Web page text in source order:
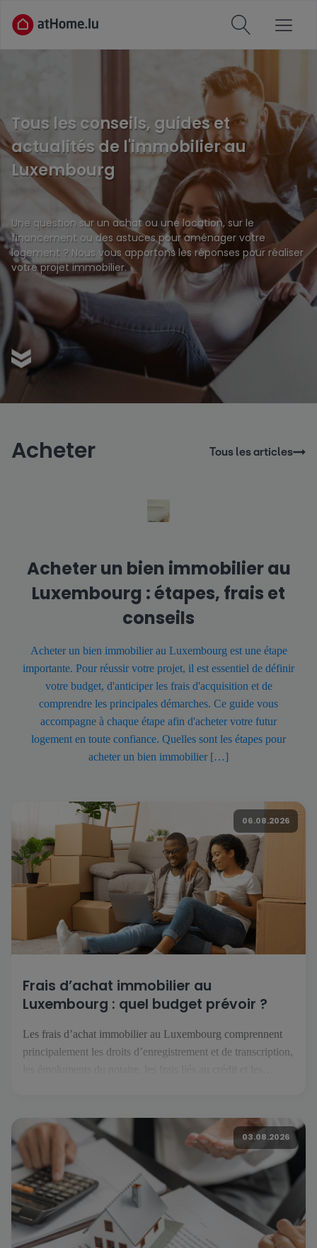
Tous les conseils, guides et
actualités de l'immobilier au
Luxembourg
Une question sur un achat ou une location, sur le
financement ou des astuces pour aménager votre
logement ? Nous vous apportons les réponses pour réaliser
votre projet immobilier.
Acheter Tous les articles
Acheter un bien immobilier au
Luxembourg : étapes, frais et
conseils
Acheter un bien immobilier au Luxembourg est une étape
importante. Pour réussir votre projet, il est essentiel de définir
votre budget, d'anticiper les frais d'acquisition et de
comprendre les principales démarches. Ce guide vous
accompagne à chaque étape afin d'acheter votre futur
logement en toute confiance. Quelles sont les étapes pour
acheter un bien immobilier […]
06.08.2026
Frais d’achat immobilier au
Luxembourg : quel budget prévoir ?
Les frais d’achat immobilier au Luxembourg comprennent
principalement les droits d’enregistrement et de transcription,
et les dépenses courantes du futur logement. Quels frais faut-
il prévoir pour acheter […]
03.08.2026